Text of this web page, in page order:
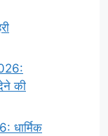
की
धार्मिक